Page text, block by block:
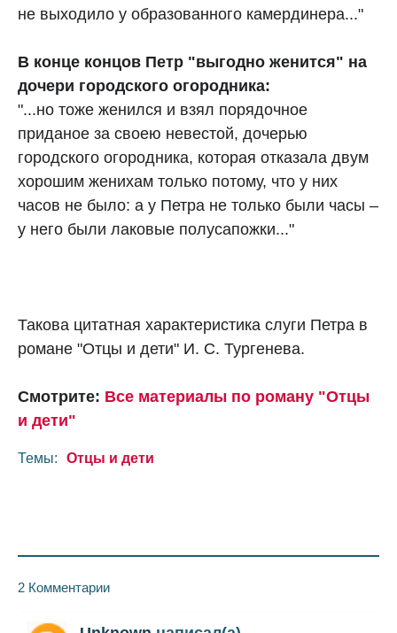
не выходило у образованного камердинера..."
В конце концов Петр "выгодно женится" на
дочери городского огородника:
"...но тоже женился и взял порядочное
приданое за своею невестой, дочерью
городского огородника, которая отказала двум
хорошим женихам только потому, что у них
часов не было: а у Петра не только были часы –
у него были лаковые полусапожки..."
Такова цитатная характеристика слуги Петра в
романе "Отцы и дети" И. С. Тургенева.
Смотрите: Все материалы по роману "Отцы
и дети"
Темы: Отцы и дети
2 Комментарии